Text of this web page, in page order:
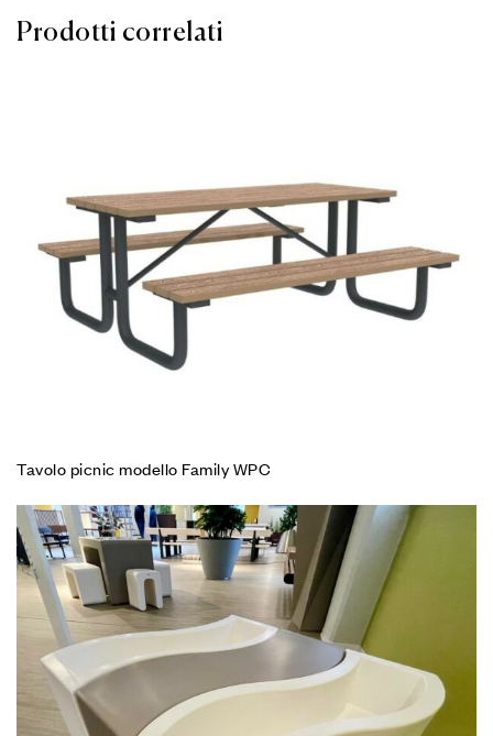
Prodotti correlati
Tavolo picnic modello Family WPC